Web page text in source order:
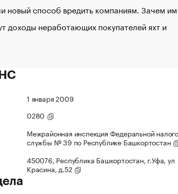
новый способ вредить компаниям. Зачем
доходы неработающих покупателей яхт и
1 января 2009
0280
Межрайонная инспекция Федеральной
службы № 39 по Республике Башкортостан
450076, Республика Башкортостан, г.Уфа, ул
Красина, д.52